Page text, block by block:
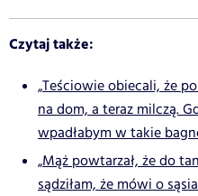
Czytaj także:
„Teściowie obiecali, że
na dom, a teraz milczą.
wpadłabym w takie
„Mąż powtarzał, że do
sądziłam, że mówi o